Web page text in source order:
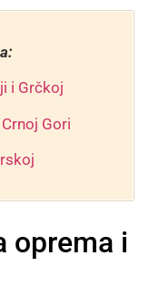
i Grčkoj
Gori
oprema i